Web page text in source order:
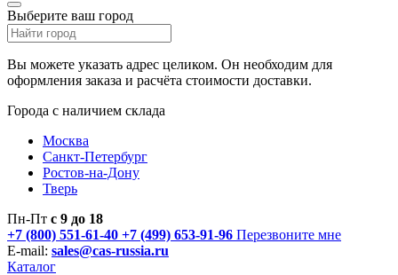
Выберите ваш город
Вы можете указать адрес целиком. Он необходим для
оформления заказа и расчёта стоимости доставки.
Города с наличием склада
Москва
Санкт-Петербург
Ростов-на-Дону
Тверь
Пн-Пт с 9 до 18
+7 (800) 551-61-40 +7 (499) 653-91-96 Перезвоните мне
E-mail: sales@cas-russia.ru
Каталог